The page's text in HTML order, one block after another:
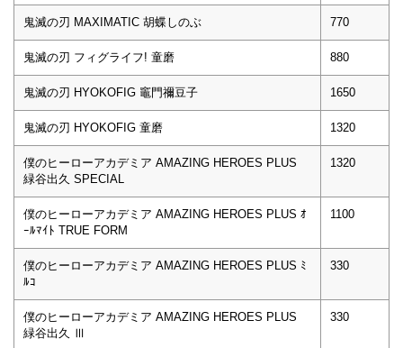
鬼滅の刃 MAXIMATIC 胡蝶しのぶ 770
鬼滅の刃 フィグライフ! 童磨 880
鬼滅の刃 HYOKOFIG 竈門禰豆子 1650
鬼滅の刃 HYOKOFIG 童磨 1320
僕のヒーローアカデミア AMAZING HEROES PLUS
緑谷出久 SPECIAL
1320
僕のヒーローアカデミア AMAZING HEROES PLUS ｵ
ｰﾙﾏｲﾄ TRUE FORM
1100
僕のヒーローアカデミア AMAZING HEROES PLUS ﾐ
ﾙｺ
330
僕のヒーローアカデミア AMAZING HEROES PLUS
緑谷出久 Ⅲ
330